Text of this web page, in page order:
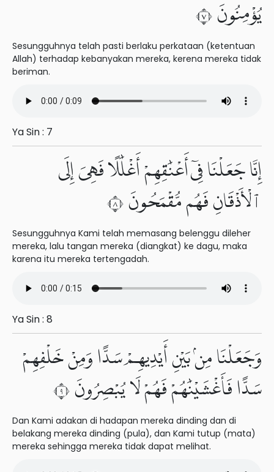
يُؤْمِنُونَ ٧
Sesungguhnya telah pasti berlaku perkataan (ketentuan
Allah) terhadap kebanyakan mereka, kerena mereka tidak
beriman.
Ya Sin : 7
إِنَّا جَعَلْنَا فِىٓ أَعْنَٰقِهِمْ أَغْلَٰلًا فَهِىَ إِلَى
ٱلْأَذْقَانِ فَهُم مُّقْمَحُونَ ٨
Sesungguhnya Kami telah memasang belenggu dileher
mereka, lalu tangan mereka (diangkat) ke dagu, maka
karena itu mereka tertengadah.
Ya Sin : 8
وَجَعَلْنَا مِنۢ بَيْنِ أَيْدِيهِمْ سَدًّا وَمِنْ خَلْفِهِمْ
سَدًّا فَأَغْشَيْنَٰهُمْ فَهُمْ لَا يُبْصِرُونَ ٩
Dan Kami adakan di hadapan mereka dinding dan di
belakang mereka dinding (pula), dan Kami tutup (mata)
mereka sehingga mereka tidak dapat melihat.